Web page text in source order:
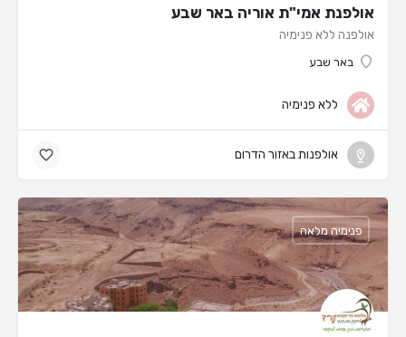
אולפנת אמי"ת אוריה באר שבע
אולפנה ללא פנימיה
באר שבע
ללא פנימיה
אולפנות באזור הדרום
פנימיה מלאה